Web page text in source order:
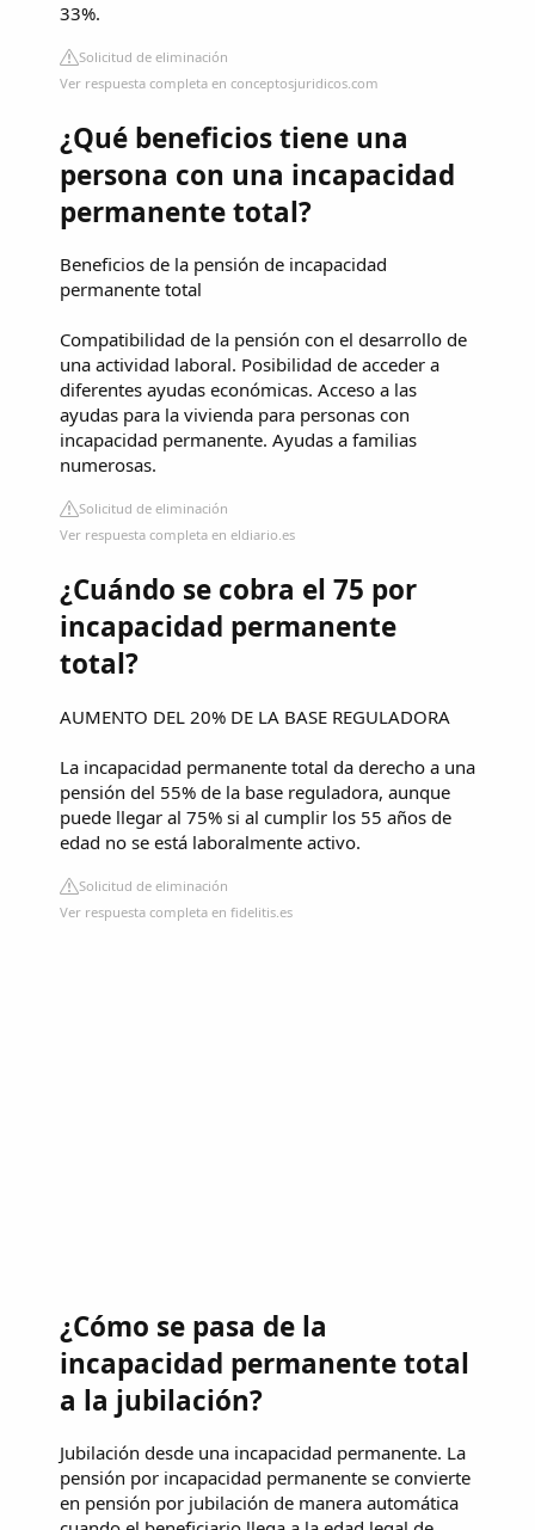
33%.
Solicitud de eliminación
Ver respuesta completa en conceptosjuridicos.com
¿Qué beneficios tiene una
persona con una incapacidad
permanente total?
Beneficios de la pensión de incapacidad
permanente total
Compatibilidad de la pensión con el desarrollo de
una actividad laboral. Posibilidad de acceder a
diferentes ayudas económicas. Acceso a las
ayudas para la vivienda para personas con
incapacidad permanente. Ayudas a familias
numerosas.
Solicitud de eliminación
Ver respuesta completa en eldiario.es
¿Cuándo se cobra el 75 por
incapacidad permanente
total?
AUMENTO DEL 20% DE LA BASE REGULADORA
La incapacidad permanente total da derecho a una
pensión del 55% de la base reguladora, aunque
puede llegar al 75% si al cumplir los 55 años de
edad no se está laboralmente activo.
Solicitud de eliminación
Ver respuesta completa en fidelitis.es
¿Cómo se pasa de la
incapacidad permanente total
a la jubilación?
Jubilación desde una incapacidad permanente. La
pensión por incapacidad permanente se convierte
en pensión por jubilación de manera automática